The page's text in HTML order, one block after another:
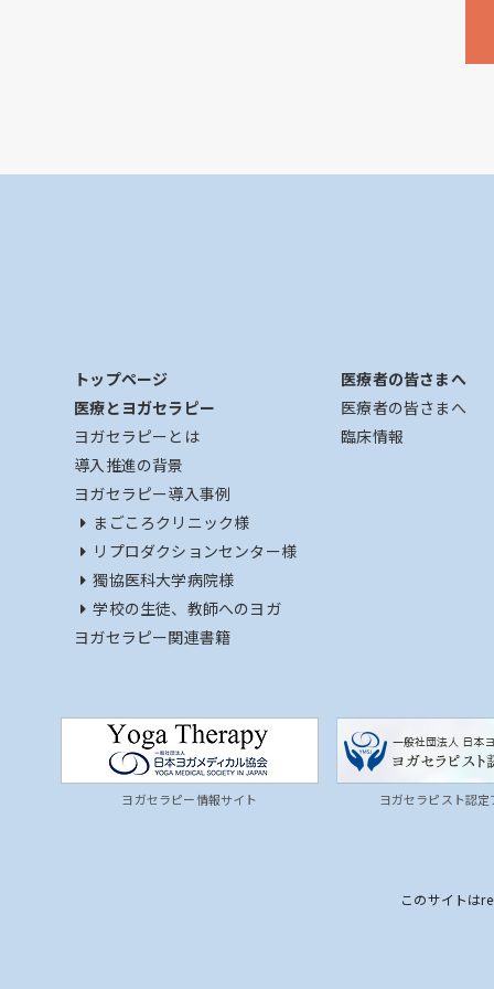
トップページ
医療とヨガセラピー
ヨガセラピーとは
導入推進の背景
ヨガセラピー導入事例
まごころクリニック様
リプロダクションセンター様
獨協医科大学病院様
学校の生徒、教師へのヨガ
ヨガセラピー関連書籍
医療者の皆さまへ
医療者の皆さまへ
臨床情報
ヨガセラピー情報サイト ヨガセラピスト認定
このサイトは